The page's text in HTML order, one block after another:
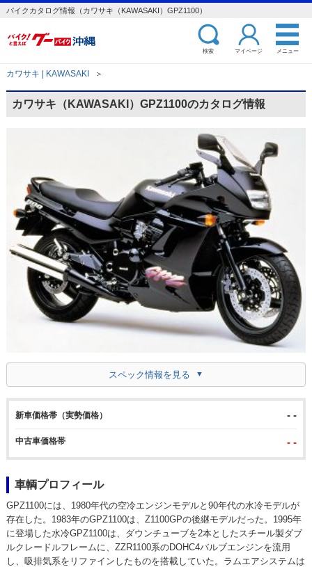
バイクカタログ情報（カワサキ（KAWASAKI）GPZ1100）
検索 マイページ メニュー
カワサキ | KAWASAKI ＞
カワサキ（KAWASAKI）GPZ1100のカタログ情報
スペック情報を見る
新車価格帯（実勢価格） - -
中古車価格帯 - -
車輌プロフィール
GPZ1100には、1980年代の空冷エンジンモデルと90年代の水冷モデルが
存在した。1983年のGPZ1100は、Z1100GPの後継モデルだった。1995年
に登場した水冷GPZ1100は、ダウンチューブを2本としたスチール製ダブ
ルクレードルフレームに、ZZR1100系のDOHC4バルブエンジンを流用
し、吸排気系をリファインしたものを搭載していた。ラムエアシステムは